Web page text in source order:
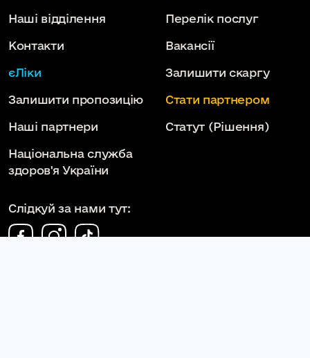
Наші відділення Перелік послуг
Контакти Вакансії
єЛіки Залишити скаргу
Залишити пропозицію Стати партнером
Наші партнери Статут (Рішення)
Національна служба
здоров'я України
Слідкуй за нами тут: